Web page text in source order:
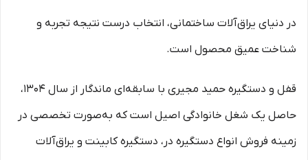
در دنیای یراق‌آلات ساختمانی، انتخاب درست نتیجه تجربه و
شناخت عمیق محصول است.
قفل و دستگیره حمید مجیری با سابقه‌ای ماندگار از سال ۱۳۰۴،
حاصل یک شغل خانوادگی اصیل است که به‌صورت تخصصی در
زمینه فروش انواع دستگیره در، دستگیره کابینت و یراق‌آلات